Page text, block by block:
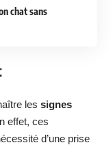
chat sans
les signes
effet, ces
d’une prise